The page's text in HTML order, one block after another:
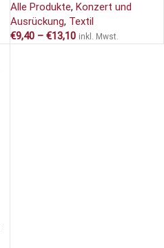
Alle Produkte, Konzert und
Ausrückung, Textil
€9,40 – €13,10 inkl. Mwst.